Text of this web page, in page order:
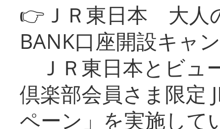
👉ＪＲ東日本 大人
BANK口座開設キャ
ＪＲ東日本とビュ
倶楽部会員さま限定
ペーン」を実施して